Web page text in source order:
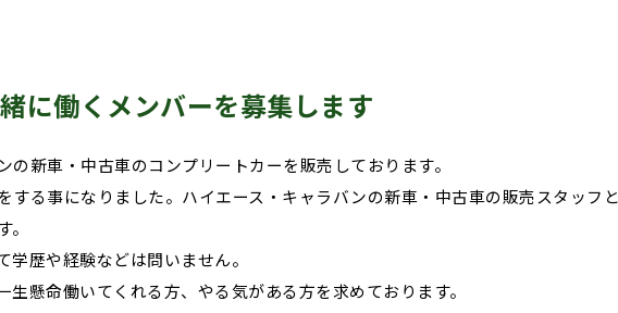
に働くメンバーを募集します
の新車・中古車のコンプリートカーを販売しております。
する事になりました。ハイエース・キャラバンの新車・中古車の販売スタッフ
歴や経験などは問いません。
懸命働いてくれる方、やる気がある方を求めております。